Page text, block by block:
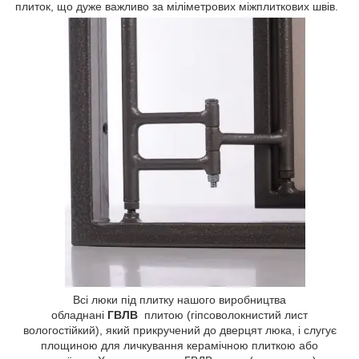
плиток, що дуже важливо за міліметрових міжплиткових швів.
Всі люки під плитку нашого виробництва
обладнані ГВЛВ плитою (гіпсоволокнистий лист
вологостійкий), який прикручений до дверцят люка, і слугує
площиною для личкування керамічною плиткою або